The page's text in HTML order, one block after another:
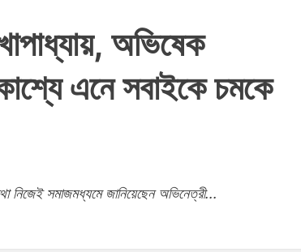
অভিষেক
এনে সবাইকে চমকে
নিজেই সমাজমধ্যমে জানিয়েছেন অভিনেত্রী...